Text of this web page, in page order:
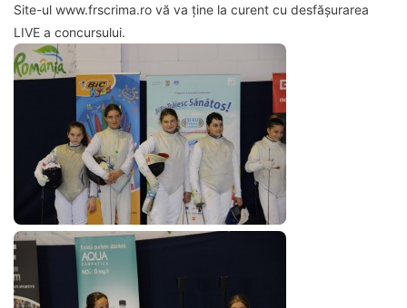
Site-ul www.frscrima.ro vă va ține la curent cu desfășurarea
LIVE a concursului.